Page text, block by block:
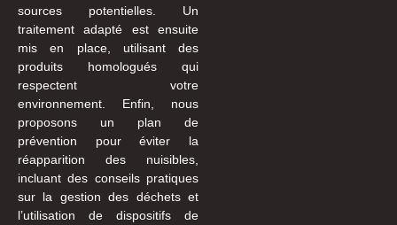
sources potentielles. Un
traitement adapté est ensuite
mis en place, utilisant des
produits homologués qui
respectent votre
environnement. Enfin, nous
proposons un plan de
prévention pour éviter la
réapparition des nuisibles,
incluant des conseils pratiques
sur la gestion des déchets et
l’utilisation de dispositifs de